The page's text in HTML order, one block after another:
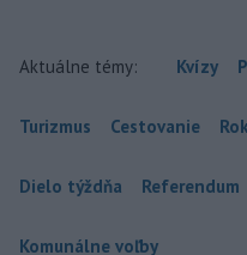
Aktuálne témy: Kvízy
Turizmus Cestovanie
Dielo týždňa Referendum
Komunálne voľby